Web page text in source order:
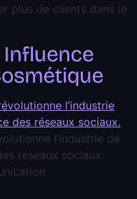
plus de clients dans le
l’industrie de
réseaux sociaux.